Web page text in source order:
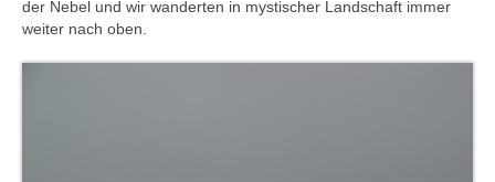
der Nebel und wir wanderten in mystischer Landschaft immer
weiter nach oben.